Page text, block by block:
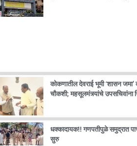
कोकणातील देवराई भूमी ‘शासन जमा’
चौकशी; महसूलमंत्र्यांचे उपसचिवांना
धक्कादायक!! गणपतीपुळे समुद्रात
सुरु